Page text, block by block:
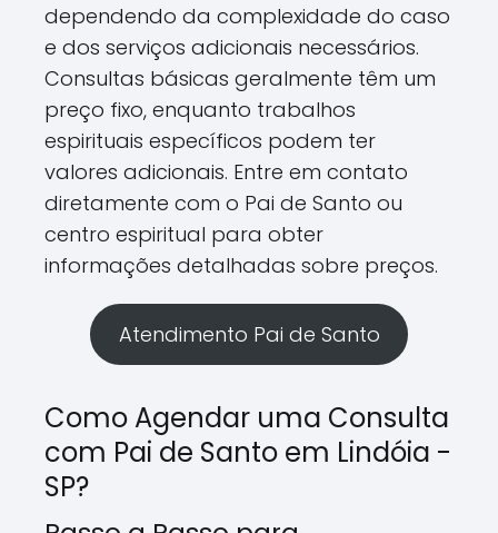
dependendo da complexidade do caso
e dos serviços adicionais necessários.
Consultas básicas geralmente têm um
preço fixo, enquanto trabalhos
espirituais específicos podem ter
valores adicionais. Entre em contato
diretamente com o Pai de Santo ou
centro espiritual para obter
informações detalhadas sobre preços.
Atendimento Pai de Santo
Como Agendar uma Consulta
com Pai de Santo em Lindóia -
SP?